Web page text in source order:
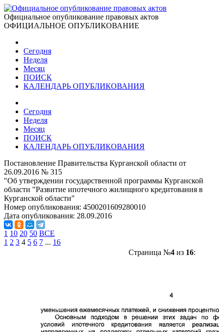
Официальное опубликование правовых актов
ОФИЦИАЛЬНОЕ ОПУБЛИКОВАНИЕ
Сегодня
Неделя
Месяц
ПОИСК
КАЛЕНДАРЬ ОПУБЛИКОВАНИЯ
Сегодня
Неделя
Месяц
ПОИСК
КАЛЕНДАРЬ ОПУБЛИКОВАНИЯ
Постановление Правительства Курганской области от
26.09.2016 № 315
"Об утверждении государственной программы Курганской
области "Развитие ипотечного жилищного кредитования в
Курганской области"
Номер опубликования: 4500201609280010
Дата опубликования: 28.09.2016
1 10 20 50 ВСЕ
1 2 3 4 5 6 7 ... 16
Страница №4из 16: